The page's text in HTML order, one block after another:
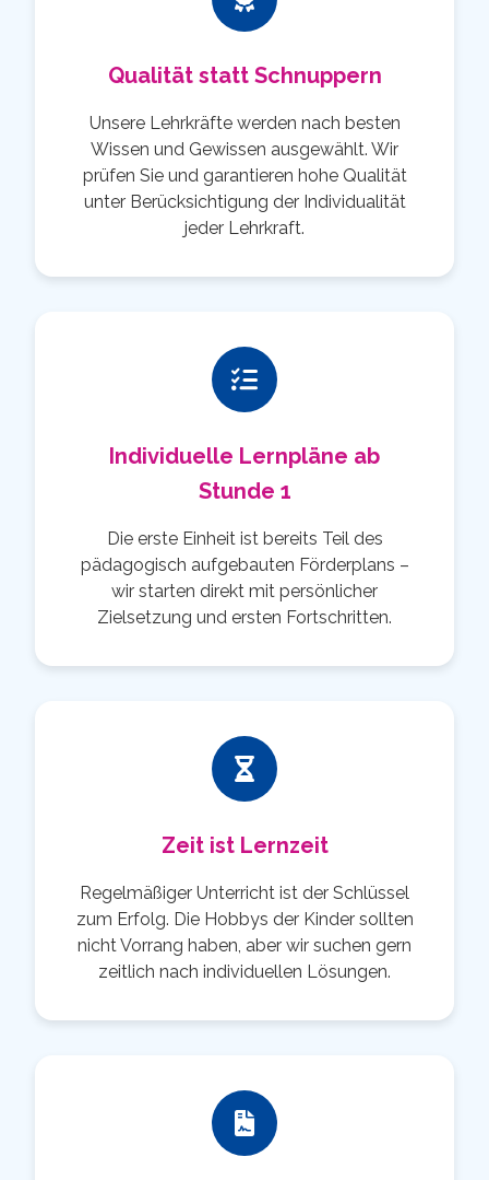
Qualität statt Schnuppern
Unsere Lehrkräfte werden nach besten
Wissen und Gewissen ausgewählt. Wir
prüfen Sie und garantieren hohe Qualität
unter Berücksichtigung der Individualität
jeder Lehrkraft.
Individuelle Lernpläne ab
Stunde 1
Die erste Einheit ist bereits Teil des
pädagogisch aufgebauten Förderplans –
wir starten direkt mit persönlicher
Zielsetzung und ersten Fortschritten.
Zeit ist Lernzeit
Regelmäßiger Unterricht ist der Schlüssel
zum Erfolg. Die Hobbys der Kinder sollten
nicht Vorrang haben, aber wir suchen gern
zeitlich nach individuellen Lösungen.